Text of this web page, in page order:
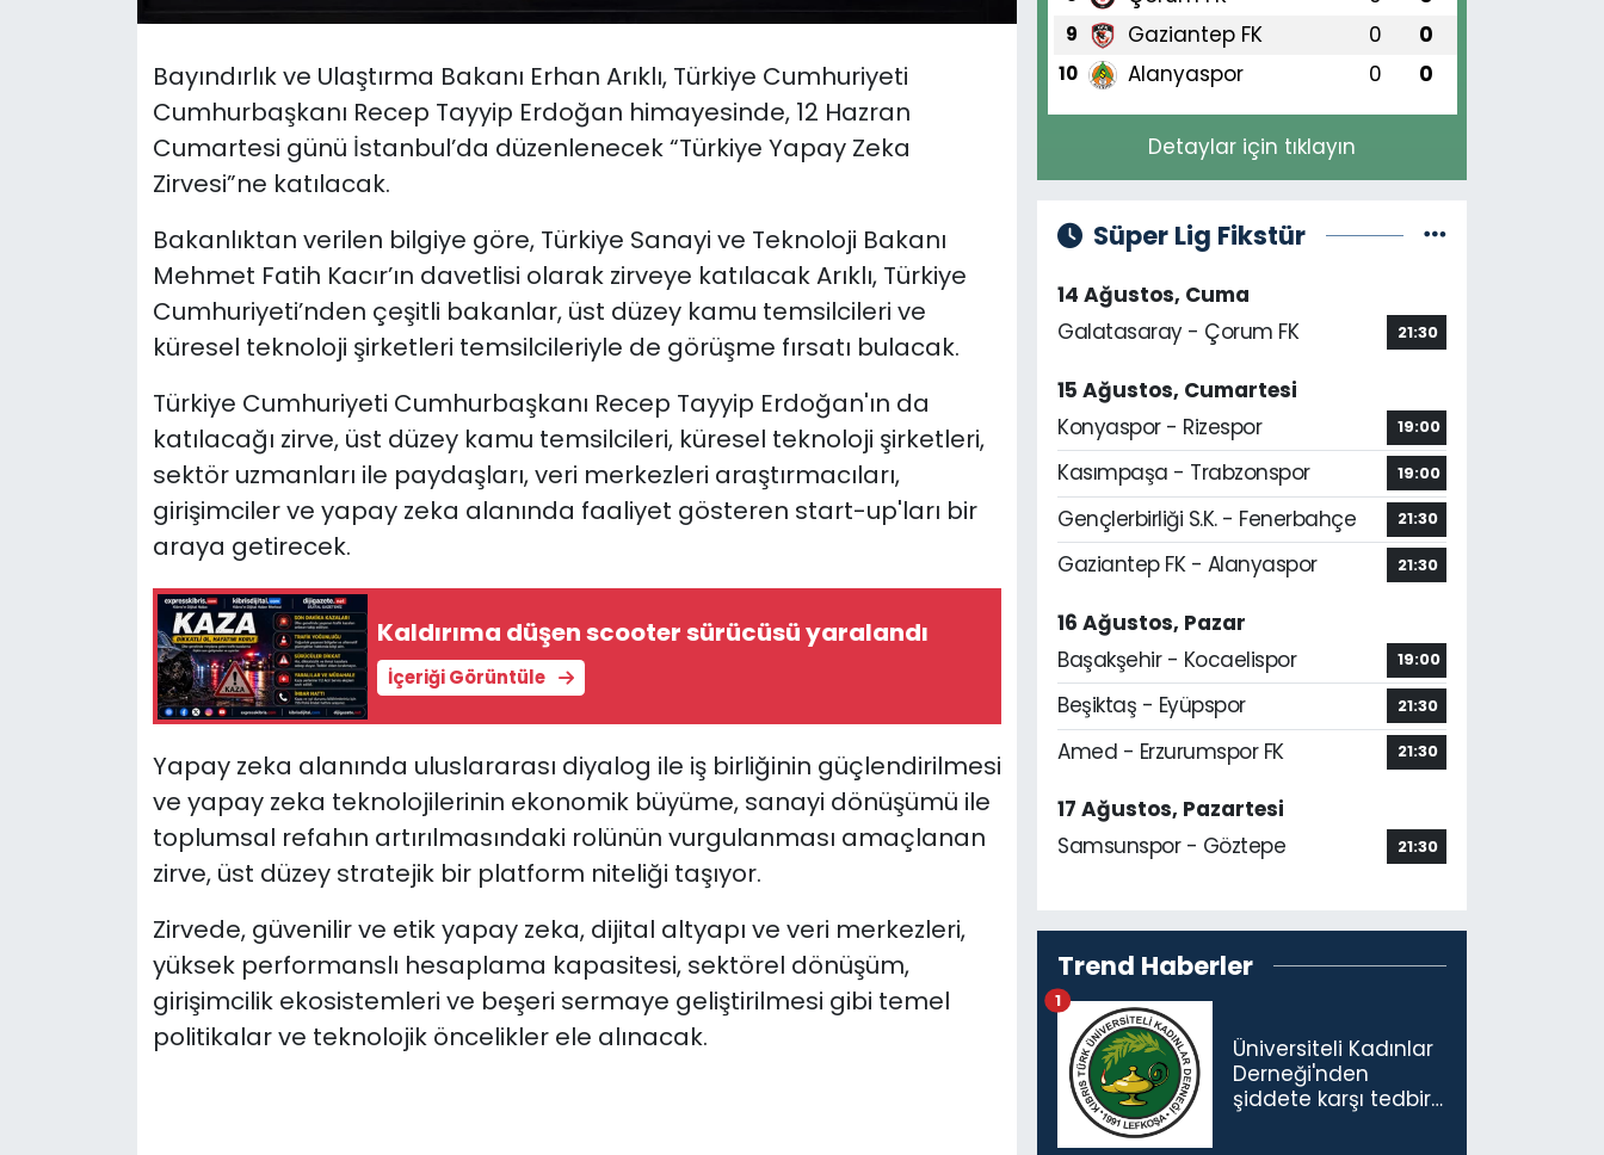
Bayındırlık ve Ulaştırma Bakanı Erhan Arıklı, Türkiye Cumhuriyeti
Cumhurbaşkanı Recep Tayyip Erdoğan himayesinde, 12 Hazran
Cumartesi günü İstanbul’da düzenlenecek “Türkiye Yapay Zeka
Zirvesi”ne katılacak.
Bakanlıktan verilen bilgiye göre, Türkiye Sanayi ve Teknoloji Bakanı
Mehmet Fatih Kacır’ın davetlisi olarak zirveye katılacak Arıklı, Türkiye
Cumhuriyeti’nden çeşitli bakanlar, üst düzey kamu temsilcileri ve
küresel teknoloji şirketleri temsilcileriyle de görüşme fırsatı bulacak.
Türkiye Cumhuriyeti Cumhurbaşkanı Recep Tayyip Erdoğan'ın da
katılacağı zirve, üst düzey kamu temsilcileri, küresel teknoloji şirketleri,
sektör uzmanları ile paydaşları, veri merkezleri araştırmacıları,
girişimciler ve yapay zeka alanında faaliyet gösteren start-up'ları bir
araya getirecek.
Kaldırıma düşen scooter sürücüsü yaralandı
İçeriği Görüntüle
Yapay zeka alanında uluslararası diyalog ile iş birliğinin güçlendirilmesi
ve yapay zeka teknolojilerinin ekonomik büyüme, sanayi dönüşümü ile
toplumsal refahın artırılmasındaki rolünün vurgulanması amaçlanan
zirve, üst düzey stratejik bir platform niteliği taşıyor.
Zirvede, güvenilir ve etik yapay zeka, dijital altyapı ve veri merkezleri,
yüksek performanslı hesaplama kapasitesi, sektörel dönüşüm,
girişimcilik ekosistemleri ve beşeri sermaye geliştirilmesi gibi temel
politikalar ve teknolojik öncelikler ele alınacak.
9 Gaziantep FK 0 0
10 Alanyaspor 0 0
Detaylar için tıklayın
Süper Lig Fikstür
14 Ağustos, Cuma
Galatasaray - Çorum FK
21:30
15 Ağustos, Cumartesi
Konyaspor - Rizespor
19:00
Kasımpaşa - Trabzonspor 19:00
Gençlerbirliği S.K. - Fenerbahçe 21:30
Gaziantep FK - Alanyaspor 21:30
16 Ağustos, Pazar
Başakşehir - Kocaelispor
19:00
Beşiktaş - Eyüpspor 21:30
Amed - Erzurumspor FK 21:30
17 Ağustos, Pazartesi
Samsunspor - Göztepe
21:30
Trend Haberler
Üniversiteli Kadınlar
Derneği'nden
şiddete karşı tedbir
1
Teknoloji
Video Galeri
Yazarlar